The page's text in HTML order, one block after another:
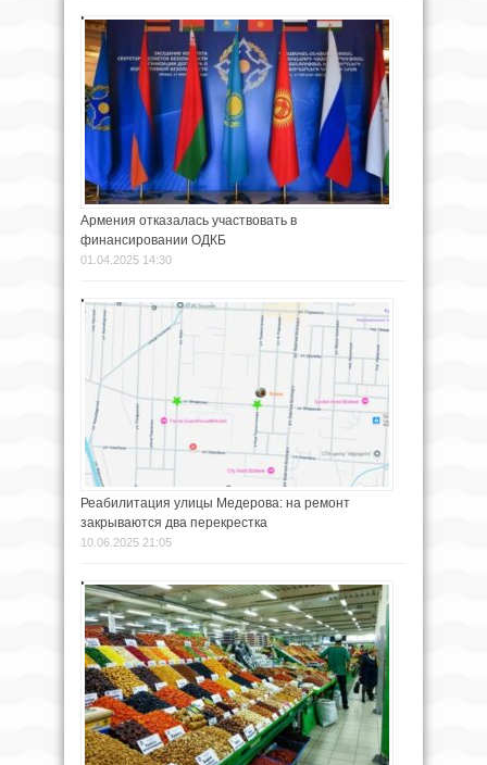
Армения отказалась участвовать в
финансировании ОДКБ
01.04.2025 14:30
Реабилитация улицы Медерова: на ремонт
закрываются два перекрестка
10.06.2025 21:05